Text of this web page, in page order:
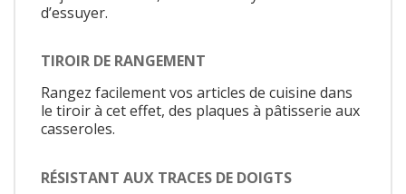
d’essuyer.
TIROIR DE RANGEMENT
Rangez facilement vos articles de cuisine dans
le tiroir à cet effet, des plaques à pâtisserie aux
casseroles.
RÉSISTANT AUX TRACES DE DOIGTS